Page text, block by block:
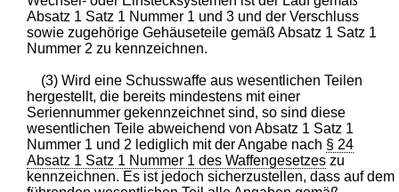
Absatz 1 Satz 1 Nummer 1 und 3 und der Verschluss
sowie zugehörige Gehäuseteile gemäß Absatz 1 Satz 1
Nummer 2 zu kennzeichnen.
(3) Wird eine Schusswaffe aus wesentlichen Teilen
hergestellt, die bereits mindestens mit einer
Seriennummer gekennzeichnet sind, so sind diese
wesentlichen Teile abweichend von Absatz 1 Satz 1
Nummer 1 und 2 lediglich mit der Angabe nach § 24
Absatz 1 Satz 1 Nummer 1 des Waffengesetzes zu
kennzeichnen. Es ist jedoch sicherzustellen, dass auf dem